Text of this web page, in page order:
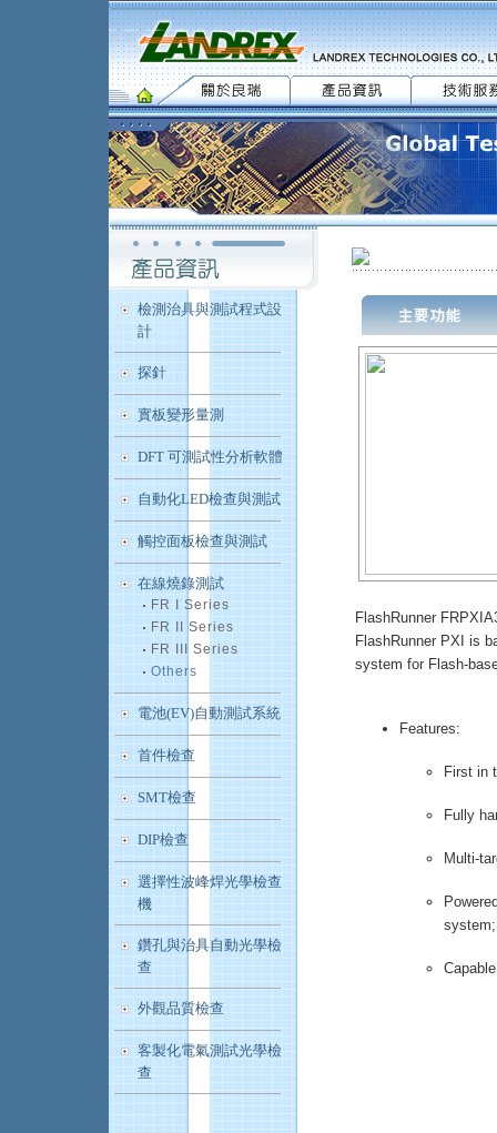
檢測治具與測試程式設
計
探針
實板變形量測
DFT 可測試性分析軟體
自動化LED檢查與測試
觸控面板檢查與測試
在線燒錄測試
FR I Series
FR II Series
FR III Series
Others
電池(EV)自動測試系統
首件檢查
SMT檢查
DIP檢查
選擇性波峰焊光學檢查
機
鑽孔與治具自動光學檢
查
外觀品質檢查
客製化電氣測試光學檢
查
FlashRunner
FlashRunner PXI is
system for Flash-
Features:
First in
Fully
Multi-
system;